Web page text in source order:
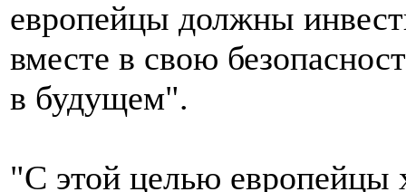
европейцы должны
вместе в свою
в будущем".
"С этой целью европейцы